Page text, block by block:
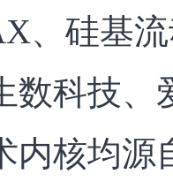
、硅基
数科技、
内核均源